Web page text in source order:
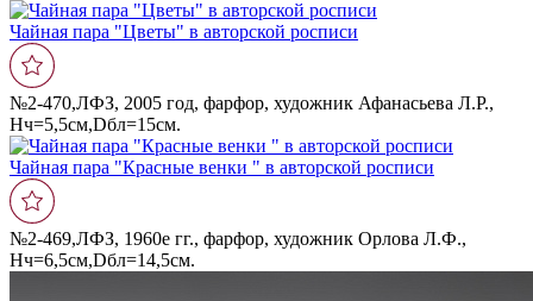
Чайная пара "Цветы" в авторской росписи
№2-470,ЛФЗ, 2005 год, фарфор, художник Афанасьева Л.Р.,
Нч=5,5см,Dбл=15см.
Чайная пара "Красные венки " в авторской росписи
№2-469,ЛФЗ, 1960е гг., фарфор, художник Орлова Л.Ф.,
Нч=6,5см,Dбл=14,5см.